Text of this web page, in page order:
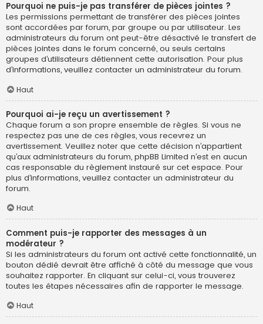
Pourquoi ne puis-je pas transférer de pièces jointes ?
Les permissions permettant de transférer des pièces jointes
sont accordées par forum, par groupe ou par utilisateur. Les
administrateurs du forum ont peut-être désactivé le transfert de
pièces jointes dans le forum concerné, ou seuls certains
groupes d’utilisateurs détiennent cette autorisation. Pour plus
d’informations, veuillez contacter un administrateur du forum.
Haut
Pourquoi ai-je reçu un avertissement ?
Chaque forum a son propre ensemble de règles. Si vous ne
respectez pas une de ces règles, vous recevrez un
avertissement. Veuillez noter que cette décision n’appartient
qu’aux administrateurs du forum, phpBB Limited n’est en aucun
cas responsable du règlement instauré sur cet espace. Pour
plus d’informations, veuillez contacter un administrateur du
forum.
Haut
Comment puis-je rapporter des messages à un
modérateur ?
Si les administrateurs du forum ont activé cette fonctionnalité, un
bouton dédié devrait être affiché à côté du message que vous
souhaitez rapporter. En cliquant sur celui-ci, vous trouverez
toutes les étapes nécessaires afin de rapporter le message.
Haut